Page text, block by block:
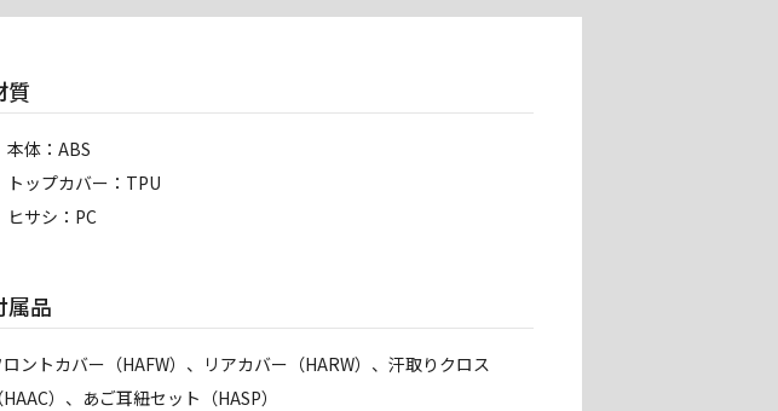
質
本体：ABS
トップカバー：TPU
ヒサシ：PC
属品
ロントカバー（HAFW）、リアカバー（HARW）、汗取りクロス
（HAAC）、あご耳紐セット（HASP）